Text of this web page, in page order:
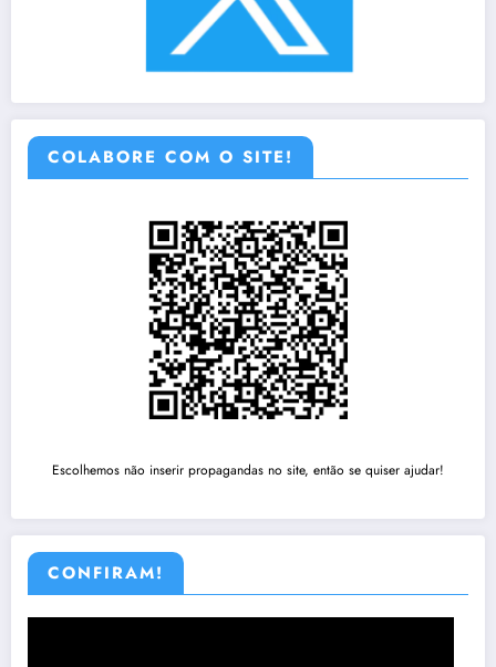
COLABORE COM O SITE!
Escolhemos não inserir propagandas no site, então se quiser ajudar!
CONFIRAM!